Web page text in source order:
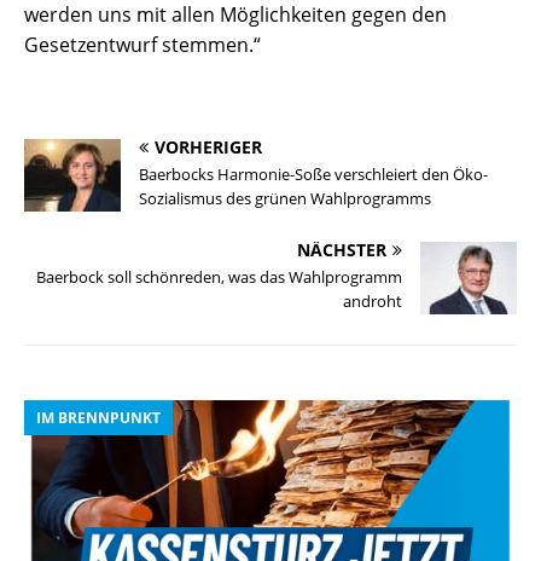
werden uns mit allen Möglichkeiten gegen den
Gesetzentwurf stemmen.“
VORHERIGER
Baerbocks Harmonie-Soße verschleiert den Öko-
Sozialismus des grünen Wahlprogramms
NÄCHSTER
Baerbock soll schönreden, was das Wahlprogramm
androht
IM BRENNPUNKT